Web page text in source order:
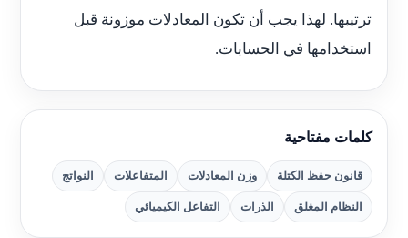
ترتيبها. لهذا يجب أن تكون المعادلات موزونة قبل
استخدامها في الحسابات.
كلمات مفتاحية
قانون حفظ الكتلة وزن المعادلات المتفاعلات النواتج
النظام المغلق الذرات التفاعل الكيميائي